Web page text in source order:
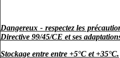
Dangereux - respectez les
Directive 99/45/CE et ses
Stockage entre entre +5°C et +35°C.